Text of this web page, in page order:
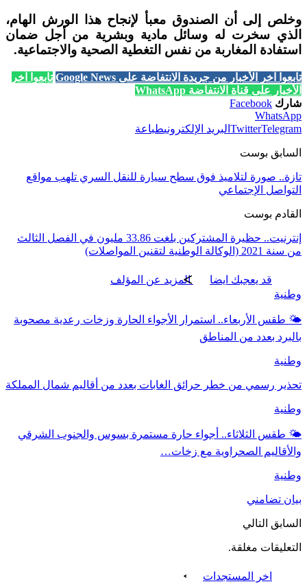
وخلص إلى أن الصندوق معبأ لإنجاح هذا الورش الهام،
الذي سخرت له وسائل مادية وبشرية من أجل ضمان
استفادة المغاربة من نفس التغطية الصحية والاجتماعية.
تابعوا آخر الأخبار من جريدة الانتفاضة على Google News
تابعوا آخر
الأخبار على قناة الانتفاضة WhatsApp
شارك Facebook
WhatsApp
TwitterTelegram البريد الإلكترونيطباعة
السابق بوست
تازة.. صورة لتلاميذ فوق سطح سيارة للنقل السري تلهب مواقع
التواصل الإجتماعي
القادم بوست
إنترنيت.. حظيرة المشتركين بلغت 33.86 مليون في الفصل الثالث
من سنة 2021 (الوكالة الوطنية لتقنين المواصلات)
قد يعجبك ايضا
المزيد عن المؤلف
وطنية
🌤️ طقس الأربعاء.. استمرار الأجواء الحارة وزخات رعدية مصحوبة
بالبرد بعدد من المناطق
وطنية
تحذير رسمي من خطر حرائق الغابات بعدد من أقاليم شمال المملكة
وطنية
🌤️ طقس الثلاثاء.. أجواء حارة مستمرة بسوس والجنوب الشرقي
والأقاليم الصحراوية مع زخات…
وطنية
بيان تضامني
السابق التالي
التعليقات مغلقة.
اخر المستجدات